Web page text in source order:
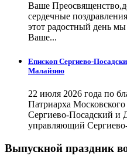
Ваше
сердечные
этот радостный день мы
Ваше...
Епископ Сергиево-
Малайзию
22 июля 2026 года по
Патриарха
Сергиево-Посадский и
управляющий
Выпускной праздник